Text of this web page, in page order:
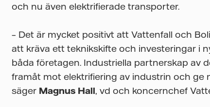
och nu även elektrifierade transporter.
– Det är mycket positivt att Vattenfall och
att kräva ett teknikskifte och investeringar i
båda företagen. Industriella partnerskap av
framåt mot elektrifiering av industrin och ge
säger Magnus Hall, vd och koncernchef